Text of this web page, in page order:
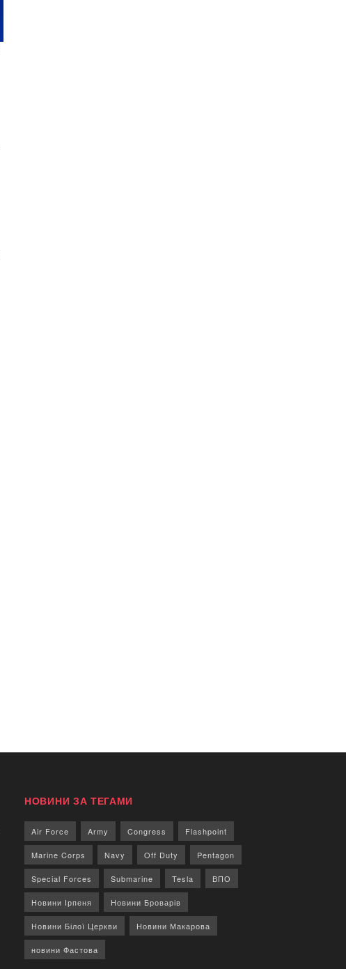
НОВИНИ ЗА ТЕГАМИ
Air Force Army Congress Flashpoint
Marine Corps Navy Off Duty Pentagon
Special Forces Submarine Tesla ВПО
Новини Ірпеня Новини Броварів
Новини Білої Церкви Новини Макарова
новини Фастова